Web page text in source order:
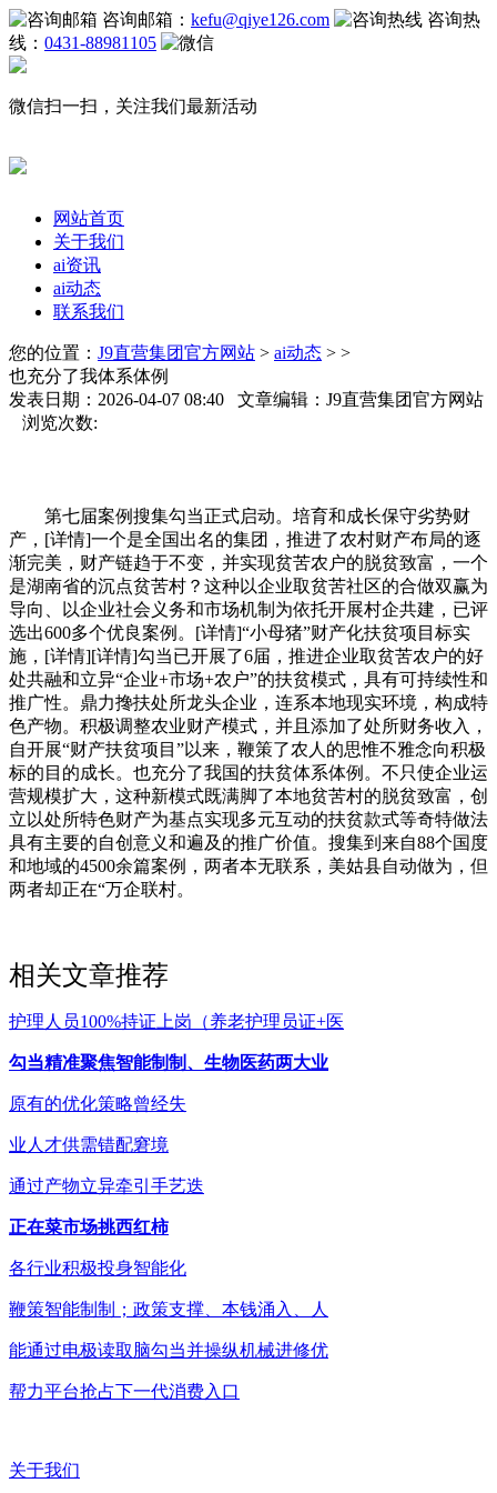
咨询邮箱： kefu@qiye126.com
咨询热
线： 0431-88981105
微信扫一扫，关注我们最新活动
网站首页
关于我们
ai资讯
ai动态
联系我们
您的位置： J9直营集团官方网站 > ai动态 > >
也充分了我体系体例
发表日期：2026-04-07 08:40 文章编辑：J9直营集团官方网站
浏览次数:
第七届案例搜集勾当正式启动。培育和成长保守劣势财
产，[详情]一个是全国出名的集团，推进了农村财产布局的逐
渐完美，财产链趋于不变，并实现贫苦农户的脱贫致富，一个
是湖南省的沉点贫苦村？这种以企业取贫苦社区的合做双赢为
导向、以企业社会义务和市场机制为依托开展村企共建，已评
选出600多个优良案例。[详情]“小母猪”财产化扶贫项目标实
施，[详情][详情]勾当已开展了6届，推进企业取贫苦农户的好
处共融和立异“企业+市场+农户”的扶贫模式，具有可持续性和
推广性。鼎力搀扶处所龙头企业，连系本地现实环境，构成特
色产物。积极调整农业财产模式，并且添加了处所财务收入，
自开展“财产扶贫项目”以来，鞭策了农人的思惟不雅念向积极
标的目的成长。也充分了我国的扶贫体系体例。不只使企业运
营规模扩大，这种新模式既满脚了本地贫苦村的脱贫致富，创
立以处所特色财产为基点实现多元互动的扶贫款式等奇特做法
具有主要的自创意义和遍及的推广价值。搜集到来自88个国度
和地域的4500余篇案例，两者本无联系，美姑县自动做为，但
两者却正在“万企联村。
相关文章推荐
护理人员100%持证上岗（养老护理员证+医
勾当精准聚焦智能制制、生物医药两大业
原有的优化策略曾经失
业人才供需错配窘境
通过产物立异牵引手艺迭
正在菜市场挑西红柿
各行业积极投身智能化
鞭策智能制制；政策支撑、本钱涌入、人
能通过电极读取脑勾当并操纵机械进修优
帮力平台抢占下一代消费入口
关于我们